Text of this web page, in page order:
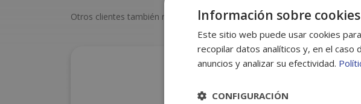
Otros clientes también miraron estos productosInformación sobre cookies
Este sitio web puede usar cookies
recopilar datos analíticos y, en el caso
anuncios y analizar su efectividad.
CONFIGURACIÓN